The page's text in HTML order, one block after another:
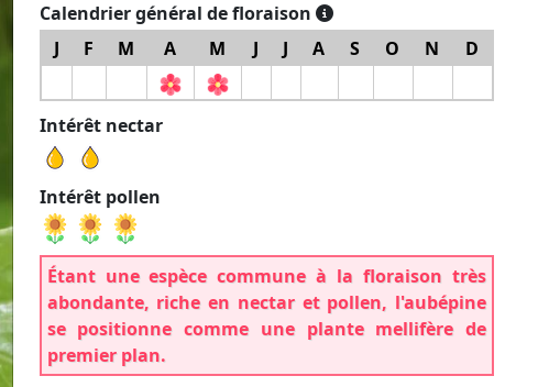
Calendrier général de floraison
J
F M A M J J A S O N D
Intérêt nectar
Intérêt pollen
Étant une espèce commune à la floraison très
abondante, riche en nectar et pollen, l'aubépine
se positionne comme une plante mellifère de
premier plan.